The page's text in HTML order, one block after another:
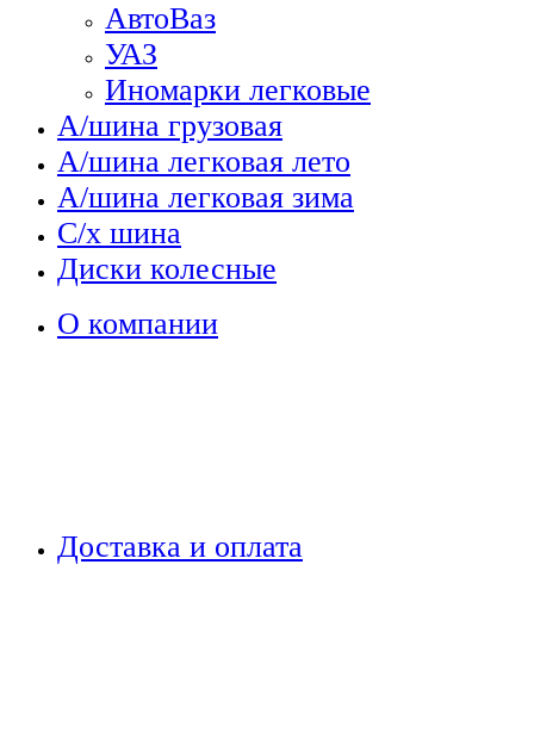
АвтоВаз
УАЗ
Иномарки легковые
А/шина грузовая
А/шина легковая лето
А/шина легковая зима
С/х шина
Диски колесные
О компании
Доставка и оплата